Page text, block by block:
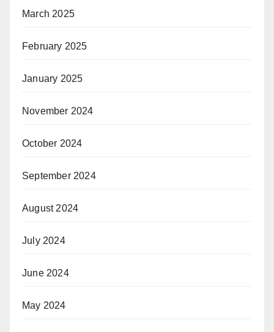
March 2025
February 2025
January 2025
November 2024
October 2024
September 2024
August 2024
July 2024
June 2024
May 2024